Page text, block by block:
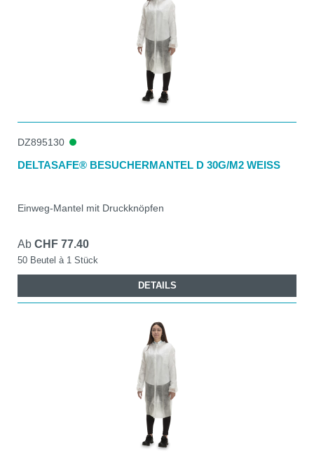
DZ895130
DELTASAFE® BESUCHERMANTEL D 30G/M2 WEISS
Einweg-Mantel mit Druckknöpfen
Ab CHF 77.40
50 Beutel à 1 Stück
DETAILS